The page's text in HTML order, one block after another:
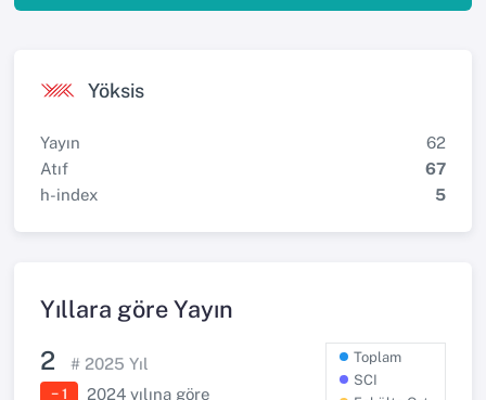
Yöksis
Yayın
62
Atıf
67
h-index
5
Yıllara göre Yayın
2 # 2025 Yıl
− 1 2024 yılına göre
Toplam
SCI